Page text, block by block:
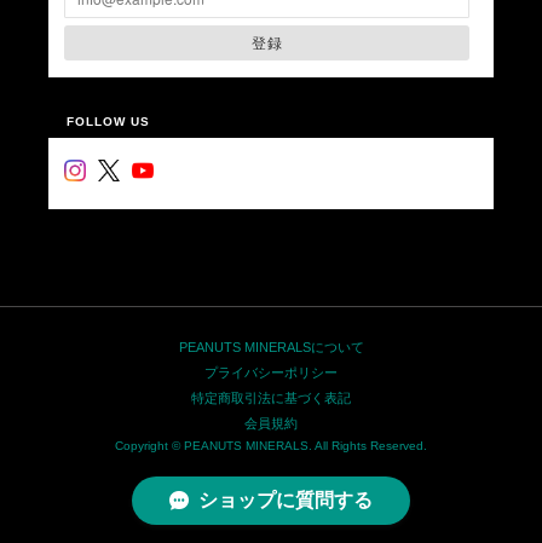
登録
FOLLOW US
PEANUTS MINERALSについて
プライバシーポリシー
特定商取引法に基づく表記
会員規約
Copyright © PEANUTS MINERALS. All Rights Reserved.
ショップに質問する